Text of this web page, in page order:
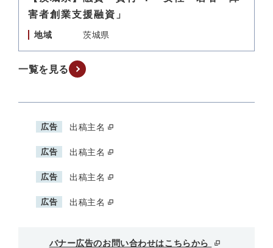
害者創業支援融資」
地域 茨城県
一覧を見る
広告 出稿主名
広告 出稿主名
広告 出稿主名
広告 出稿主名
バナー広告のお問い合わせはこちらから